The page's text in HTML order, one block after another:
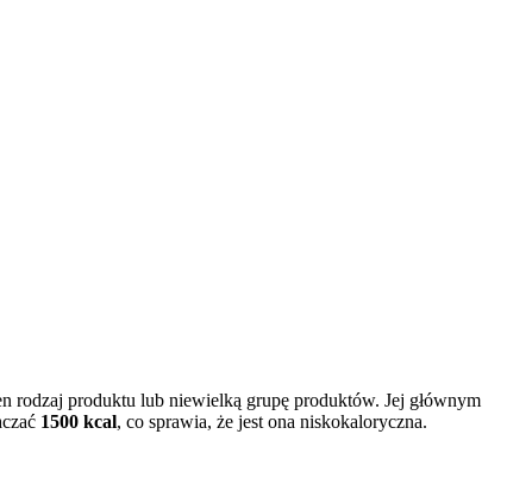
rodzaj produktu lub niewielką grupę produktów. Jej głównym
1500 kcal, co sprawia, że jest ona niskokaloryczna.